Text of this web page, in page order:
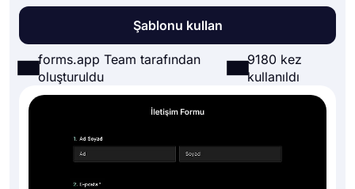
Şablonu kullan
forms.app Team tarafından
oluşturuldu
9180 kez
kullanıldı